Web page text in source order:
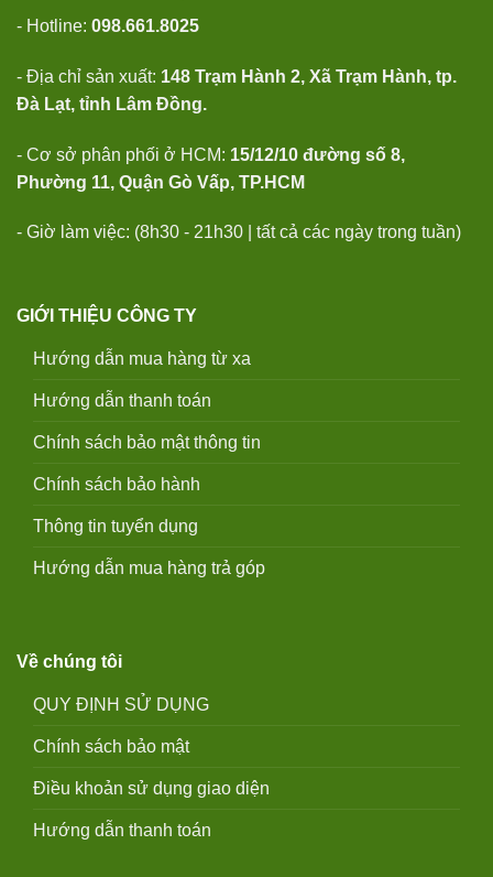
- Hotline: 098.661.8025
- Địa chỉ sản xuất: 148 Trạm Hành 2, Xã Trạm Hành, tp.
Đà Lạt, tỉnh Lâm Đồng.
- Cơ sở phân phối ở HCM: 15/12/10 đường số 8,
Phường 11, Quận Gò Vấp, TP.HCM
- Giờ làm việc: (8h30 - 21h30 | tất cả các ngày trong tuần)
GIỚI THIỆU CÔNG TY
Hướng dẫn mua hàng từ xa
Hướng dẫn thanh toán
Chính sách bảo mật thông tin
Chính sách bảo hành
Thông tin tuyển dụng
Hướng dẫn mua hàng trả góp
Về chúng tôi
QUY ĐỊNH SỬ DỤNG
Chính sách bảo mật
Điều khoản sử dụng giao diện
Hướng dẫn thanh toán